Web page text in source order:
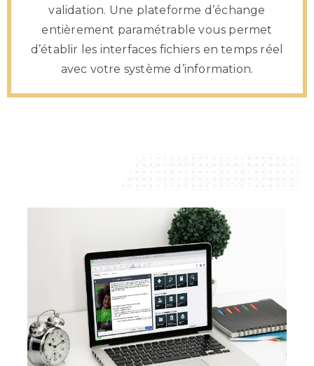
validation. Une plateforme d’échange
entièrement paramétrable vous permet
d’établir les interfaces fichiers en temps réel
avec votre système d’information.